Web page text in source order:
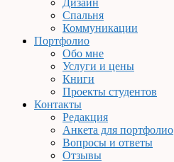
Дизайн
Спальня
Коммуникации
Портфолио
Обо мне
Услуги и цены
Книги
Проекты студентов
Контакты
Редакция
Анкета для портфолио
Вопросы и ответы
Отзывы